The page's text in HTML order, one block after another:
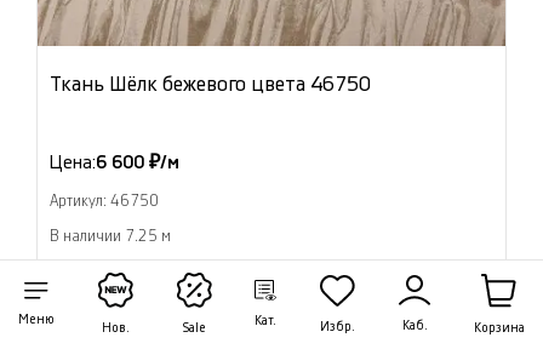
Меню
Нов. Sale
Кат. Избр. Каб. Корзина
Ткань Шёлк бежевого цвета 46750
Цена:6 600 ₽/м
Артикул: 46750
В наличии 7.25 м
В корзину